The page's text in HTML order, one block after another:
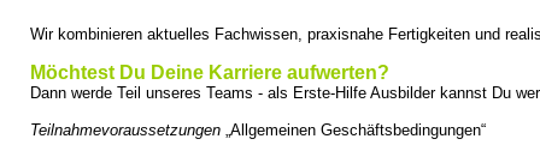
Wir kombinieren aktuelles Fachwissen, praxisnahe Fertigkeiten und
Möchtest Du Deine Karriere aufwerten?
Dann werde Teil unseres Teams - als Erste-Hilfe Ausbilder kannst Du
Teilnahmevoraussetzungen „Allgemeinen Geschäftsbedingungen“